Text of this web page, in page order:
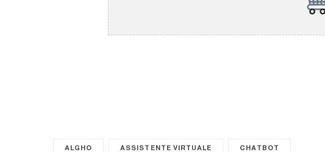
ALGHO ASSISTENTE VIRTUALE CHATBOT